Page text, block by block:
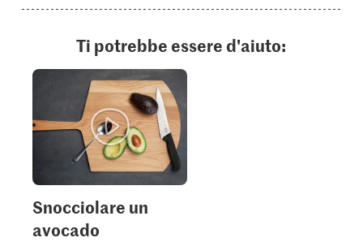
Ti potrebbe essere d'aiuto:
Snocciolare un
avocado